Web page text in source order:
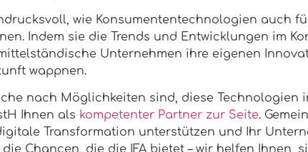
wie Konsumententechnologien auch
Indem sie die Trends und Entwicklungen im
Unternehmen ihre eigenen
wappnen.
nach Möglichkeiten sind, diese Technologien
Ihnen als kompetenter Partner zur Seite.
Transformation unterstützen und Ihr
Chancen, die die IFA bietet – wir helfen Ihnen,